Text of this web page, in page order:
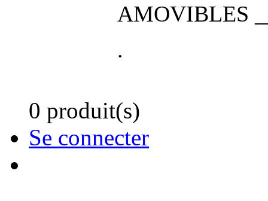
AMOVIBLES
.
0 produit(s)
Se connecter